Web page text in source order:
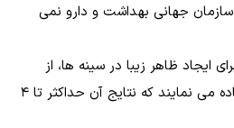
سازمان جهانی بهداشت و دارو نمی
ایجاد ظاهر زیبا در سینه‌ ها، از
تزریق بوتاکس به سینه استفاده می‌ نمایند که نتایج آن حداکثر تا ۴